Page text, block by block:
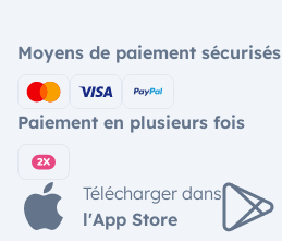
Moyens de paiement sécurisés
Paiement en plusieurs fois
Télécharger dans
l'App Store